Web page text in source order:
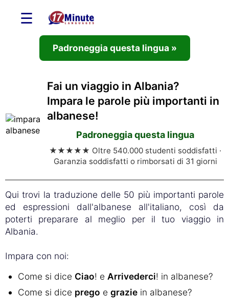
☰
Padroneggia questa lingua »
Fai un viaggio in Albania?
Impara le parole più importanti in
albanese!
Padroneggia questa lingua
★★★★★ Oltre 540.000 studenti soddisfatti ·
Garanzia soddisfatti o rimborsati di 31 giorni
Qui trovi la traduzione delle 50 più importanti parole
ed espressioni dall'albanese all'italiano, così da
poterti preparare al meglio per il tuo viaggio in
Albania.
Impara con noi:
Come si dice Ciao! e Arrivederci! in albanese?
Come si dice prego e grazie in albanese?